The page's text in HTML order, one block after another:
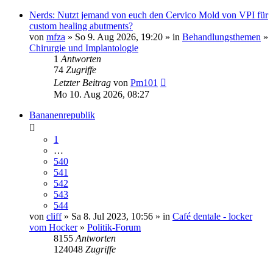
Nerds: Nutzt jemand von euch den Cervico Mold von VPI für
custom healing abutments?
von mfza » So 9. Aug 2026, 19:20 » in Behandlungsthemen »
Chirurgie und Implantologie
1 Antworten
74 Zugriffe
Letzter Beitrag von Pm101
Mo 10. Aug 2026, 08:27
Bananenrepublik
1
…
540
541
542
543
544
von cliff» Sa 8. Jul 2023, 10:56 » in Café dentale - locker
vom Hocker» Politik-Forum
8155 Antworten
124048 Zugriffe